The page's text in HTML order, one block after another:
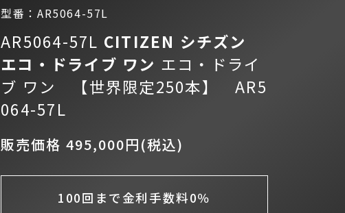
型番：AR5064-57L
AR5064-57L CITIZEN シチズン
エコ・ドライブ ワン エコ・ドライ
ブ ワン 【世界限定250本】 AR5
064-57L
販売価格 495,000円(税込)
100回まで金利手数料0％